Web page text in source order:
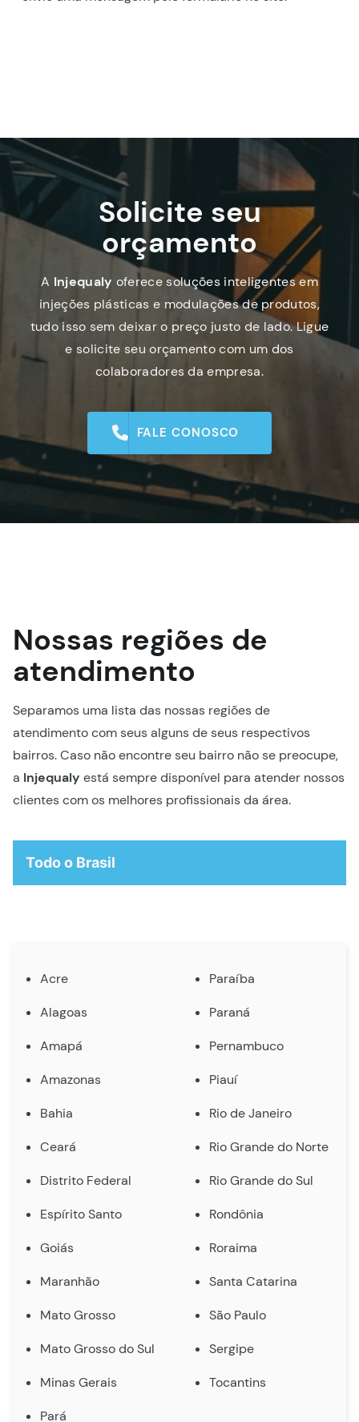
Solicite seu
orçamento
A Injequaly oferece soluções inteligentes em
injeções plásticas e modulações de produtos,
tudo isso sem deixar o preço justo de lado. Ligue
e solicite seu orçamento com um dos
colaboradores da empresa.
FALE CONOSCO
Nossas regiões de
atendimento
Separamos uma lista das nossas regiões de
atendimento com seus alguns de seus respectivos
bairros. Caso não encontre seu bairro não se preocupe,
a Injequaly está sempre disponível para atender nossos
clientes com os melhores profissionais da área.
Todo o Brasil
Acre
Alagoas
Amapá
Amazonas
Bahia
Ceará
Distrito Federal
Espírito Santo
Goiás
Maranhão
Mato Grosso
Mato Grosso do Sul
Minas Gerais
Pará
Paraíba
Paraná
Pernambuco
Piauí
Rio de Janeiro
Rio Grande do Norte
Rio Grande do Sul
Rondônia
Roraima
Santa Catarina
São Paulo
Sergipe
Tocantins